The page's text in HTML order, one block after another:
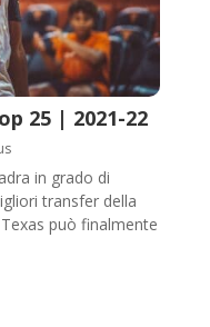
25 | 2021-22
in grado di
transfer della
può finalmente